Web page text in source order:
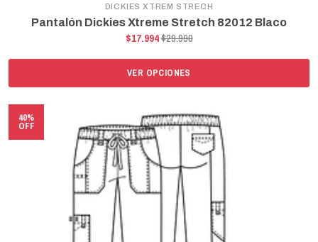
DICKIES XTREM STRECH
Pantalón Dickies Xtreme Stretch 82012 Blaco
$17.994$29.990
VER OPCIONES
40%
OFF